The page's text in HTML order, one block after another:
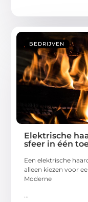
BEDRIJVEN
Elektrische
sfeer in één
Een elektrische
alleen kiezen voor
Moderne
...